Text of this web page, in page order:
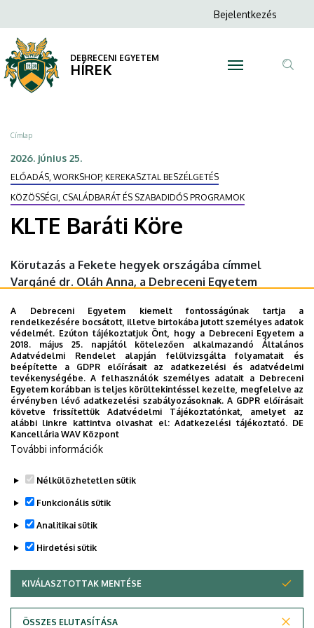
Baráti
Köre
DEBRECENI
EGYETEM
a
tartalomra
Anonim
menüje
Bejelentkezés
DEBRECENI EGYETEM
HÍREK
Morzsa
Címlap
2026. június 25.
ELŐADÁS, WORKSHOP, KEREKASZTAL BESZÉLGETÉS
KÖZÖSSÉGI, CSALÁDBARÁT ÉS SZABADIDŐS PROGRAMOK
KLTE Baráti Köre
Körutazás a Fekete hegyek országába címmel
Vargáné dr. Oláh Anna, a Debreceni Egyetem
főmunkatársa tart előadást a KLTE Baráti Köre
szervezésében.
Időpont:2026. június 25., csütörtök 17 óra
Helyszín:Debreceni Egyetem, Matematikai Épület M426
terem (Debrecen, Egyetem tér 1.)
A Debreceni Egyetem kiemelt fontosságúnak tartja a
rendelkezésére bocsátott, illetve birtokába jutott személyes adatok
védelmét. Ezúton tájékoztatjuk Önt, hogy a Debreceni Egyetem a
2018. május 25. napjától kötelezően alkalmazandó Általános
Adatvédelmi Rendelet alapján felülvizsgálta folyamatait és
beépítette a GDPR előírásait az adatkezelési és adatvédelmi
tevékenységébe. A felhasználók személyes adatait a Debreceni
Egyetem korábban is teljes körültekintéssel kezelte, megfelelve az
érvényben lévő adatkezelési szabályozásoknak. A GDPR előírásait
követve frissítettük Adatvédelmi Tájékoztatónkat, amelyet az
alábbi linkre kattintva olvashat el:Adatkezelési tájékoztató. DE
Kancellária WAV Központ
További információk
Nélkülözhetetlen sütik
Funkcionális sütik
Analitikai sütik
Hirdetési sütik
KIVÁLASZTOTTAK MENTÉSE
ÖSSZES ELUTASÍTÁSA
WITHDRAW CONSENT